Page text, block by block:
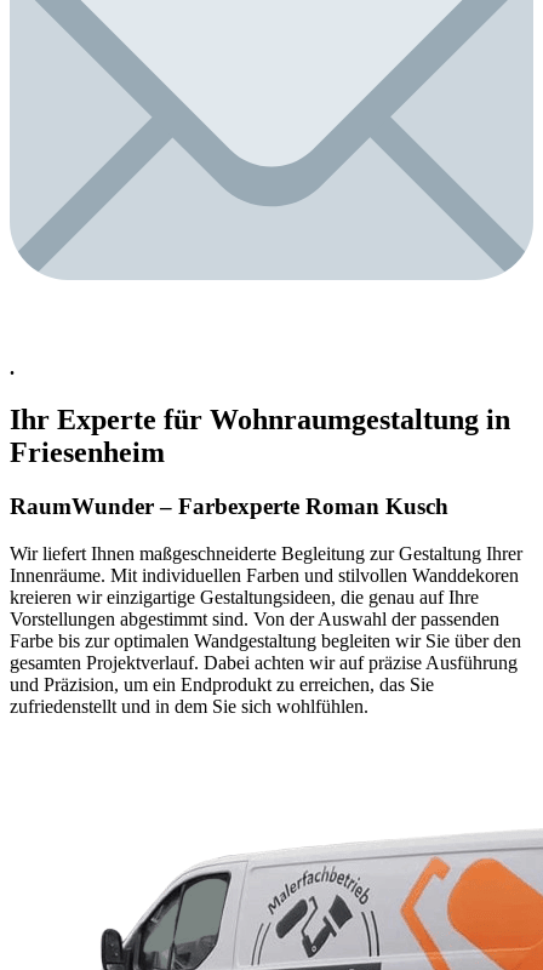
.
Ihr Experte für Wohnraumgestaltung in
Friesenheim
RaumWunder – Farbexperte Roman Kusch
Wir liefert Ihnen maßgeschneiderte Begleitung zur Gestaltung Ihrer
Innenräume. Mit individuellen Farben und stilvollen Wanddekoren
kreieren wir einzigartige Gestaltungsideen, die genau auf Ihre
Vorstellungen abgestimmt sind. Von der Auswahl der passenden
Farbe bis zur optimalen Wandgestaltung begleiten wir Sie über den
gesamten Projektverlauf. Dabei achten wir auf präzise Ausführung
und Präzision, um ein Endprodukt zu erreichen, das Sie
zufriedenstellt und in dem Sie sich wohlfühlen.